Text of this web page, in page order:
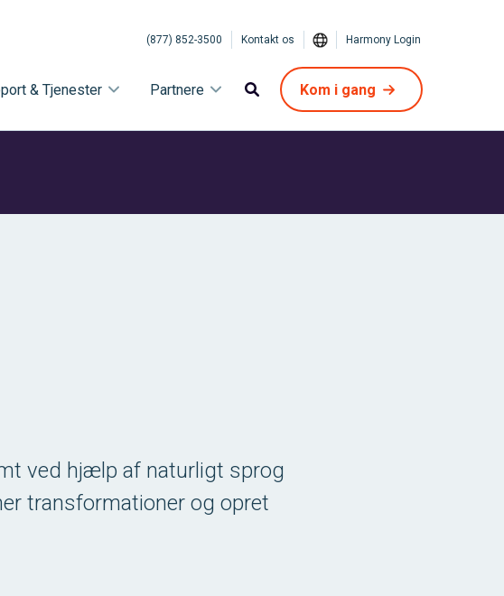
(877) 852-3500 Kontakt os Harmony Login
& Tjenester Partnere Kom i gang
ved hjælp af naturligt sprog
transformationer og opret